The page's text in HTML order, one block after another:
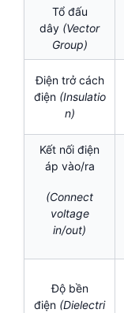
Tổ đấu
dây (Vector
Group)
Điện trở cách
điện (Insulatio
n)
Kết nối điện
áp vào/ra
(Connect
voltage
in/out)
Độ bền
điện (Dielectri